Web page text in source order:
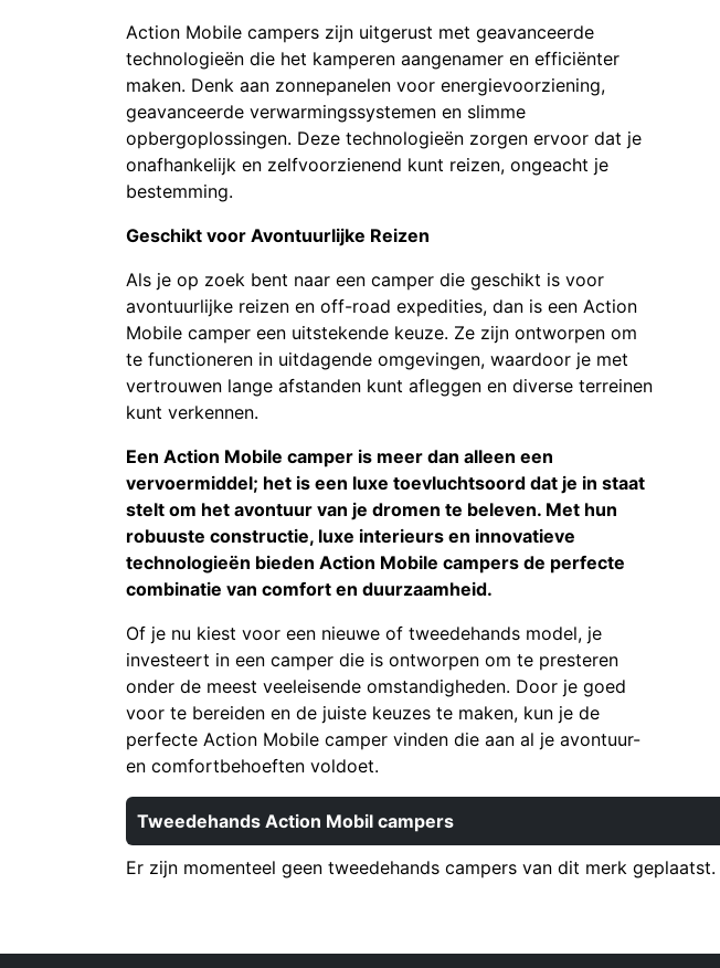
Action Mobile campers zijn uitgerust met geavanceerde
technologieën die het kamperen aangenamer en efficiënter
maken. Denk aan zonnepanelen voor energievoorziening,
geavanceerde verwarmingssystemen en slimme
opbergoplossingen. Deze technologieën zorgen ervoor dat je
onafhankelijk en zelfvoorzienend kunt reizen, ongeacht je
bestemming.
Geschikt voor Avontuurlijke Reizen
Als je op zoek bent naar een camper die geschikt is voor
avontuurlijke reizen en off-road expedities, dan is een Action
Mobile camper een uitstekende keuze. Ze zijn ontworpen om
te functioneren in uitdagende omgevingen, waardoor je met
vertrouwen lange afstanden kunt afleggen en diverse terreinen
kunt verkennen.
Een Action Mobile camper is meer dan alleen een
vervoermiddel; het is een luxe toevluchtsoord dat je in staat
stelt om het avontuur van je dromen te beleven. Met hun
robuuste constructie, luxe interieurs en innovatieve
technologieën bieden Action Mobile campers de perfecte
combinatie van comfort en duurzaamheid.
Of je nu kiest voor een nieuwe of tweedehands model, je
investeert in een camper die is ontworpen om te presteren
onder de meest veeleisende omstandigheden. Door je goed
voor te bereiden en de juiste keuzes te maken, kun je de
perfecte Action Mobile camper vinden die aan al je avontuur-
en comfortbehoeften voldoet.
Tweedehands Action Mobil campers
Er zijn momenteel geen tweedehands campers van dit merk geplaatst.